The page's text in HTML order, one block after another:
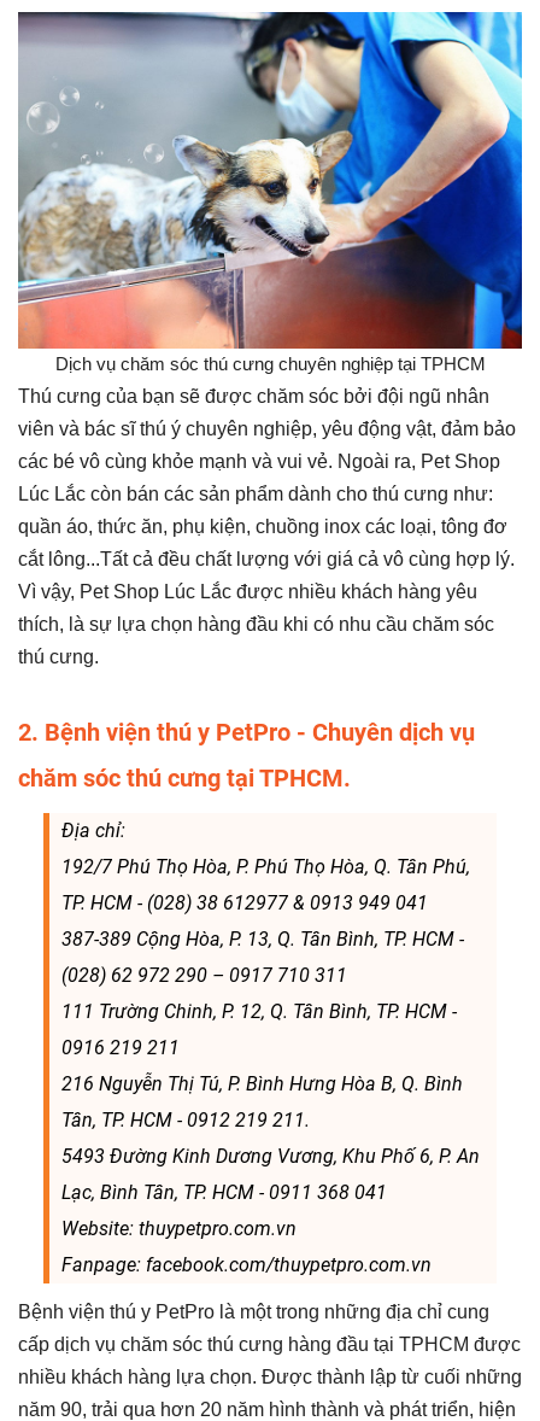
Dịch vụ chăm sóc thú cưng chuyên nghiệp tại TPHCM
Thú cưng của bạn sẽ được chăm sóc bởi đội ngũ nhân
viên và bác sĩ thú ý chuyên nghiệp, yêu động vật, đảm bảo
các bé vô cùng khỏe mạnh và vui vẻ. Ngoài ra, Pet Shop
Lúc Lắc còn bán các sản phẩm dành cho thú cưng như:
quần áo, thức ăn, phụ kiện, chuồng inox các loại, tông đơ
cắt lông...Tất cả đều chất lượng với giá cả vô cùng hợp lý.
Vì vậy, Pet Shop Lúc Lắc được nhiều khách hàng yêu
thích, là sự lựa chọn hàng đầu khi có nhu cầu chăm sóc
thú cưng.
2. Bệnh viện thú y PetPro - Chuyên dịch vụ
chăm sóc thú cưng tại TPHCM.
Địa chỉ:
192/7 Phú Thọ Hòa, P. Phú Thọ Hòa, Q. Tân Phú,
TP. HCM - (028) 38 612977 & 0913 949 041
387-389 Cộng Hòa, P. 13, Q. Tân Bình, TP. HCM -
(028) 62 972 290 – 0917 710 311
111 Trường Chinh, P. 12, Q. Tân Bình, TP. HCM -
0916 219 211
216 Nguyễn Thị Tú, P. Bình Hưng Hòa B, Q. Bình
Tân, TP. HCM - 0912 219 211.
5493 Đường Kinh Dương Vương, Khu Phố 6, P. An
Lạc, Bình Tân, TP. HCM - 0911 368 041
Website: thuypetpro.com.vn
Fanpage: facebook.com/thuypetpro.com.vn
Bệnh viện thú y PetPro là một trong những địa chỉ cung
cấp dịch vụ chăm sóc thú cưng hàng đầu tại TPHCM được
nhiều khách hàng lựa chọn. Được thành lập từ cuối những
năm 90, trải qua hơn 20 năm hình thành và phát triển, hiện